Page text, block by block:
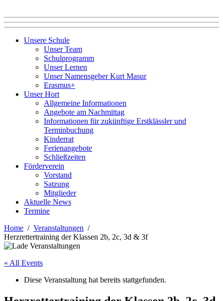
Unsere Schule
Unser Team
Schulprogramm
Unser Lernen
Unser Namensgeber Kurt Masur
Erasmus+
Unser Hort
Allgemeine Informationen
Angebote am Nachmittag
Informationen für zukünftige Erstklässler und
Terminbuchung
Kinderrat
Ferienangebote
Schließzeiten
Förderverein
Vorstand
Satzung
Mitglieder
Aktuelle News
Termine
Home
Veranstaltungen
Herzrettertraining der Klassen 2b, 2c, 3d & 3f
« All Events
Diese Veranstaltung hat bereits stattgefunden.